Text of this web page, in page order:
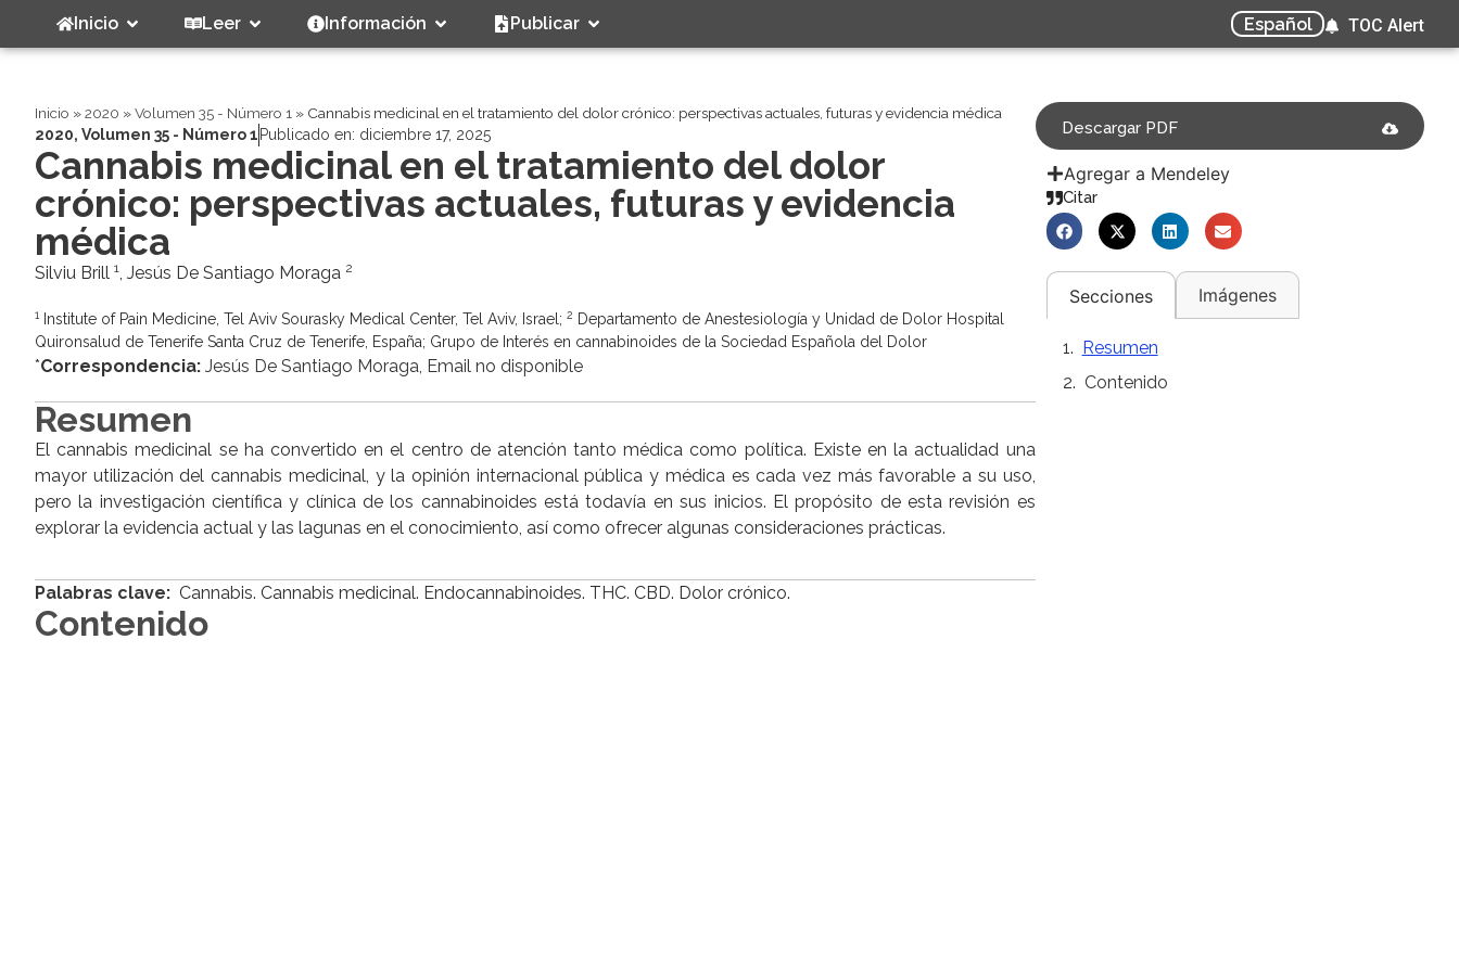
Inicio Leer Información Publicar Español TOC Alert
Inicio »2020 »Volumen 35 - Número 1 » Cannabis medicinal en el tratamiento del dolor crónico: perspectivas actuales, futuras y evidencia médica
2020, Volumen 35 - Número 1 Publicado en: diciembre 17, 2025
Cannabis medicinal en el tratamiento del dolor
crónico: perspectivas actuales, futuras y evidencia
médica
Silviu Brill 1, Jesús De Santiago Moraga 2
1Institute of Pain Medicine, Tel Aviv Sourasky Medical Center, Tel Aviv, Israel; 2 Departamento de Anestesiología y Unidad de Dolor Hospital
Quironsalud de Tenerife Santa Cruz de Tenerife, España; Grupo de Interés en cannabinoides de la Sociedad Española del Dolor
*Correspondencia: Jesús De Santiago Moraga, Email no disponible
Resumen
El cannabis medicinal se ha convertido en el centro de atención tanto médica como política. Existe en la actualidad una
mayor utilización del cannabis medicinal, y la opinión internacional pública y médica es cada vez más favorable a su uso,
pero la investigación científica y clínica de los cannabinoides está todavía en sus inicios. El propósito de esta revisión es
explorar la evidencia actual y las lagunas en el conocimiento, así como ofrecer algunas consideraciones prácticas.
Palabras clave: Cannabis. Cannabis medicinal. Endocannabinoides. THC. CBD. Dolor crónico.
Contenido
Descargar PDF
Agregar a Mendeley
Citar
Secciones Imágenes
Resumen
Contenido